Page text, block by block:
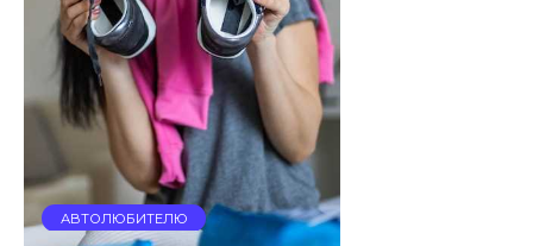
АВТОЛЮБИТЕЛЮ